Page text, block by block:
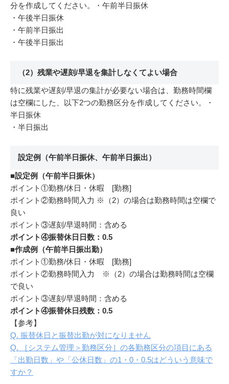
分を作成してください。
・午前半日振休
・午後半日振休
・午前半日振出
・午後半日振出
（2）残業や遅刻/早退を集計しなくてよい場合
特に残業や遅刻/早退の集計が必要ない場合は、勤務時間欄
は空欄にした、以下2つの勤務区分を作成してください。
・
半日振休
・半日振出
設定例（午前半日振休、午前半日振出）
■設定例（午前半日振休）
ポイント①勤務/休日・休暇 [勤務]
ポイント②勤務時間入力 ※（2）の場合は勤務時間は空欄で
良い
ポイント③遅刻/早退時間：含める
ポイント④振替休日日数：0.5
■作成例（午前半日振出勤）
ポイント①勤務/休日・休暇 [勤務]
ポイント②勤務時間入力 ※（2）の場合は勤務時間は空欄
で良い
ポイント③遅刻/早退時間：含める
ポイント④振替休日残数：0.5
【参考】
Q. 振替休日と振替出勤が対になりません
Q. ［システム管理＞勤務区分］の各勤務区分の項目にある
「出勤日数」や「公休日数」の1・0・0.5はどういう意味で
すか？